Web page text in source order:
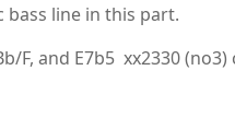
bass line in this part.
F, and E7b5 xx2330